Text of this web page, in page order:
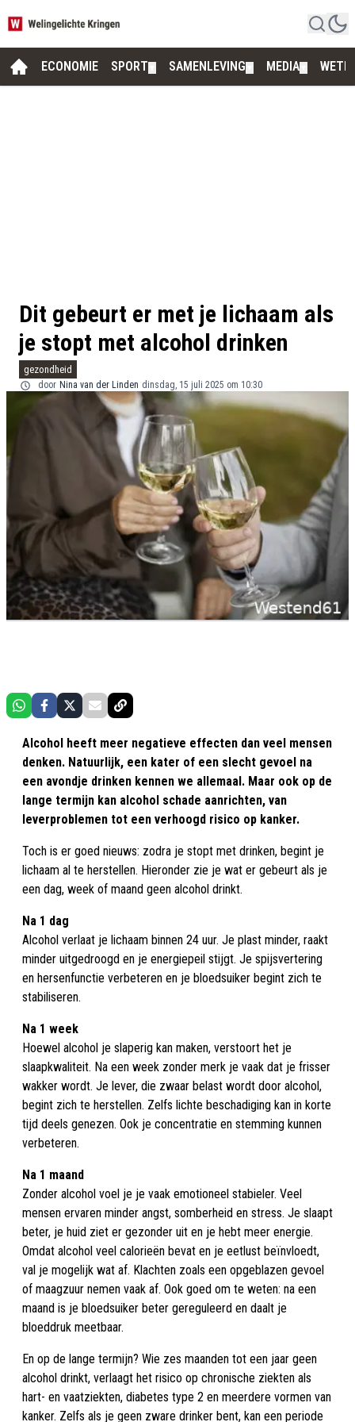
ECONOMIE SPORT SAMENLEVING MEDIA
Dit gebeurt er met je lichaam als
je stopt met alcohol drinken
gezondheid
door Nina van der Linden dinsdag, 15 juli 2025 om 10:30
Alcohol heeft meer negatieve effecten dan veel mensen
denken. Natuurlijk, een kater of een slecht gevoel na
een avondje drinken kennen we allemaal. Maar ook op de
lange termijn kan alcohol schade aanrichten, van
leverproblemen tot een verhoogd risico op kanker.
Toch is er goed nieuws: zodra je stopt met drinken, begint je
lichaam al te herstellen. Hieronder zie je wat er gebeurt als je
een dag, week of maand geen alcohol drinkt.
Na 1 dag
Alcohol verlaat je lichaam binnen 24 uur. Je plast minder, raakt
minder uitgedroogd en je energiepeil stijgt. Je spijsvertering
en hersenfunctie verbeteren en je bloedsuiker begint zich te
stabiliseren.
Na 1 week
Hoewel alcohol je slaperig kan maken, verstoort het je
slaapkwaliteit. Na een week zonder merk je vaak dat je frisser
wakker wordt. Je lever, die zwaar belast wordt door alcohol,
begint zich te herstellen. Zelfs lichte beschadiging kan in korte
tijd deels genezen. Ook je concentratie en stemming kunnen
verbeteren.
Na 1 maand
Zonder alcohol voel je je vaak emotioneel stabieler. Veel
mensen ervaren minder angst, somberheid en stress. Je slaapt
beter, je huid ziet er gezonder uit en je hebt meer energie.
Omdat alcohol veel calorieën bevat en je eetlust beïnvloedt,
val je mogelijk wat af. Klachten zoals een opgeblazen gevoel
of maagzuur nemen vaak af. Ook goed om te weten: na een
maand is je bloedsuiker beter gereguleerd en daalt je
bloeddruk meetbaar.
En op de lange termijn? Wie zes maanden tot een jaar geen
alcohol drinkt, verlaagt het risico op chronische ziekten als
hart- en vaatziekten, diabetes type 2 en meerdere vormen van
kanker. Zelfs als je geen zware drinker bent, kan een periode